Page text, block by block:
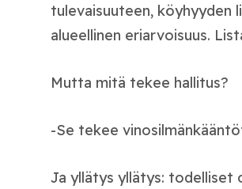
tulevaisuuteen, köyhyyden
alueellinen eriarvoisuus.
Mutta mitä tekee hallitus?
-Se tekee
Ja yllätys yllätys: todelliset